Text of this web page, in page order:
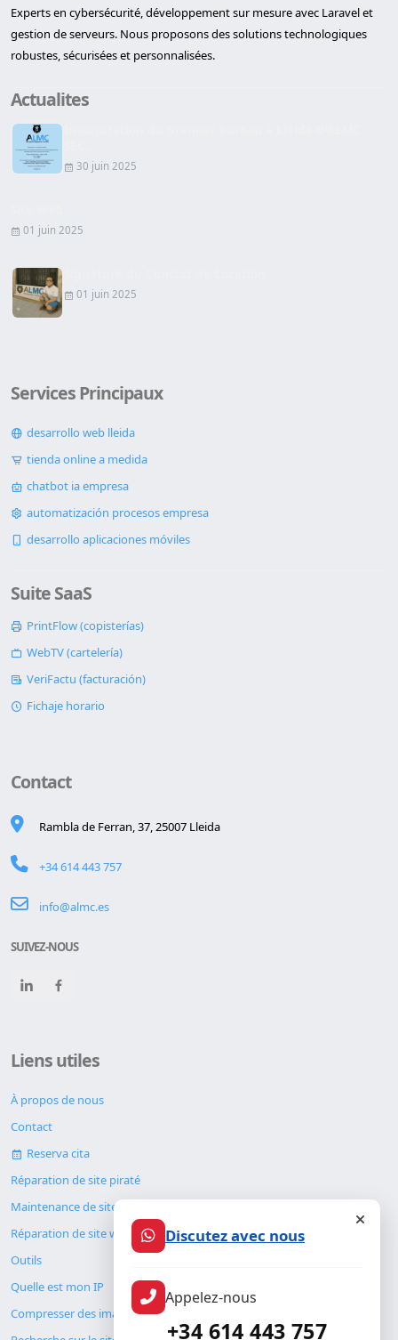
Experts en cybersécurité, développement sur mesure avec Laravel et
gestion de serveurs. Nous proposons des solutions technologiques
robustes, sécurisées et personnalisées.
Actualites
30 juin 2025
01 juin 2025
01 juin 2025
Services Principaux
desarrollo web lleida
tienda online a medida
chatbot ia empresa
automatización procesos empresa
desarrollo aplicaciones móviles
Suite SaaS
PrintFlow (copisterías)
WebTV (cartelería)
VeriFactu (facturación)
Fichaje horario
Contact
Rambla de Ferran, 37, 25007 Lleida
+34 614 443 757
info@almc.es
SUIVEZ-NOUS
Liens utiles
À propos de nous
Contact
Reserva cita
Réparation de site piraté
Maintenance de site web
Réparation de site web
Outils
Quelle est mon IP
Compresser des images
Discutez avec nous
Appelez-nous
+34 614 443 757